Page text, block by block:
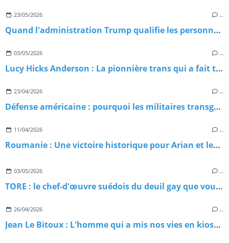
23/05/2026 …
Quand l'administration Trump qualifie les personnes trans de menaces terroristes : Chronique d'une escalade sans précédent
03/05/2026 …
Lucy Hicks Anderson : La pionnière trans qui a fait trembler la justice américaine
23/04/2026 …
Défense américaine : pourquoi les militaires transgenres misent tout sur l’action collective ?
11/04/2026 …
Roumanie : Une victoire historique pour Arian et les droits trans en Europe
03/05/2026 …
TORE : le chef-d'œuvre suédois du deuil gay que vous n'avez probablement pas encore regardé
26/04/2026 …
Jean Le Bitoux : L'homme qui a mis nos vies en kiosque